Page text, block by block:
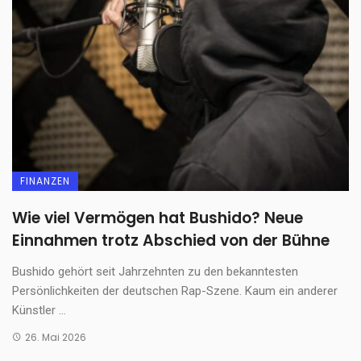
FINANZEN
Wie viel Vermögen hat Bushido? Neue
Einnahmen trotz Abschied von der Bühne
Bushido gehört seit Jahrzehnten zu den bekanntesten
Persönlichkeiten der deutschen Rap-Szene. Kaum ein anderer
Künstler ...
26. Mai 2026